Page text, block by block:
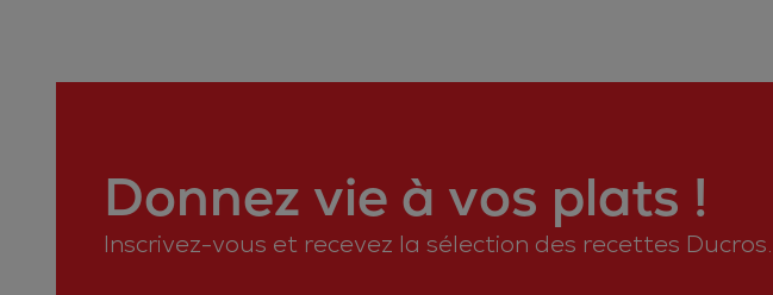
Donnez vie à vos plats !
Inscrivez-vous et recevez la sélection des recettes Ducros.